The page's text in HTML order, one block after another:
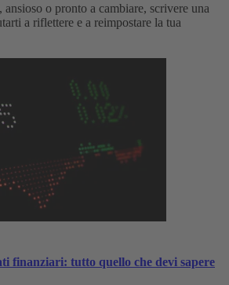
o pronto a cambiare, scrivere una
a riflettere e a reimpostare la tua
finanziari: tutto quello che devi sapere